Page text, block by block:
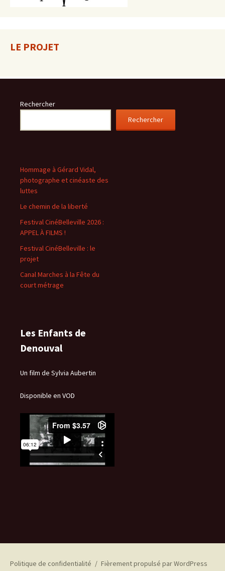
LE PROJET
Rechercher
Rechercher
Hommage à Gérard Vidal,
photographe et cinéaste des
luttes
Le chemin de la liberté
Festival CinéBelleville 2026 :
APPEL À FILMS !
Festival CinéBelleville : le
projet
Canal Marches à la Fête du
court métrage
Les Enfants de
Denouval
Un film de Sylvia Aubertin
Disponible en VOD
Politique de confidentialité Fièrement propulsé par WordPress